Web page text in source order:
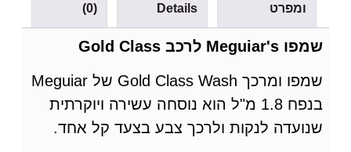
ומפרט
Details
(0)
שמפו Meguiar's לרכב Gold Class
שמפו ומרכך Gold Class Wash של Meguiar
בנפח 1.8 מ"ל הוא נוסחה עשירה ויוקרתית
שנועדה לנקות ולרכך צבע בצעד קל אחד.